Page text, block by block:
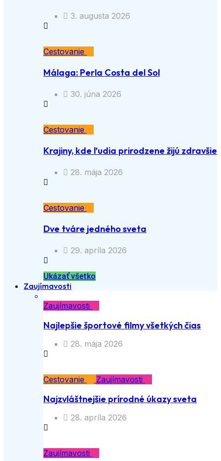
3. augusta 2026
Cestovanie
Málaga: Perla Costa del Sol
30. júna 2026
Cestovanie
Krajiny, kde ľudia prirodzene žijú zdravšie
28. mája 2026
Cestovanie
Dve tváre jedného sveta
29. apríla 2026
Ukázať všetko
Zaujímavosti
Zaujímavosti
Najlepšie športové filmy všetkých čias
28. mája 2026
Cestovanie Zaujímavosti
Najzvláštnejšie prírodné úkazy sveta
28. apríla 2026
Zaujímavosti